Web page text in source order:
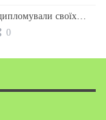
своїх…
0